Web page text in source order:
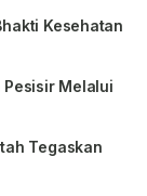
Kesehatan
Pesisir Melalui
Tegaskan